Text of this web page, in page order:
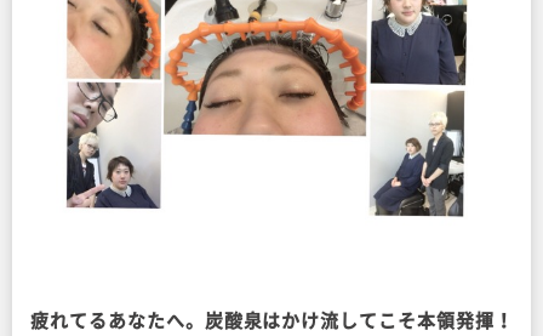
疲れてるあなたへ。炭酸泉はかけ流してこそ本領発揮！